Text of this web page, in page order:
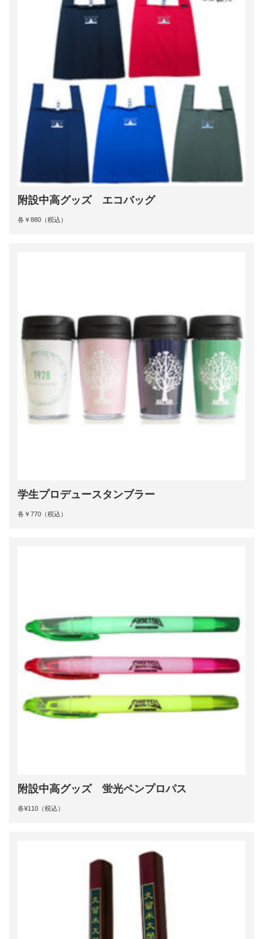
附設中高グッズ エコバッグ
各￥880（税込）
学生プロデュースタンブラー
各￥770（税込）
附設中高グッズ 蛍光ペンプロパス
各¥110（税込）